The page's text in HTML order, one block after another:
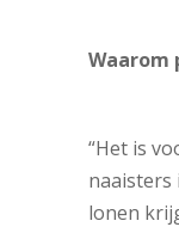
Waarom
“Het is
naaisters
lonen